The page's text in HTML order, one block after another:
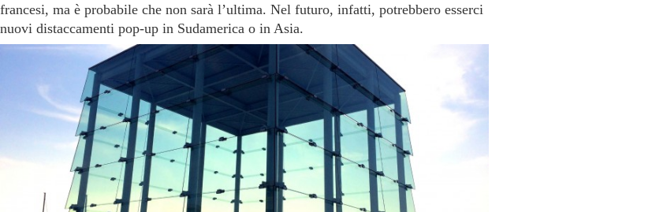
francesi, ma è probabile che non sarà l’ultima. Nel futuro, infatti, potrebbero esserci
nuovi distaccamenti pop-up in Sudamerica o in Asia.